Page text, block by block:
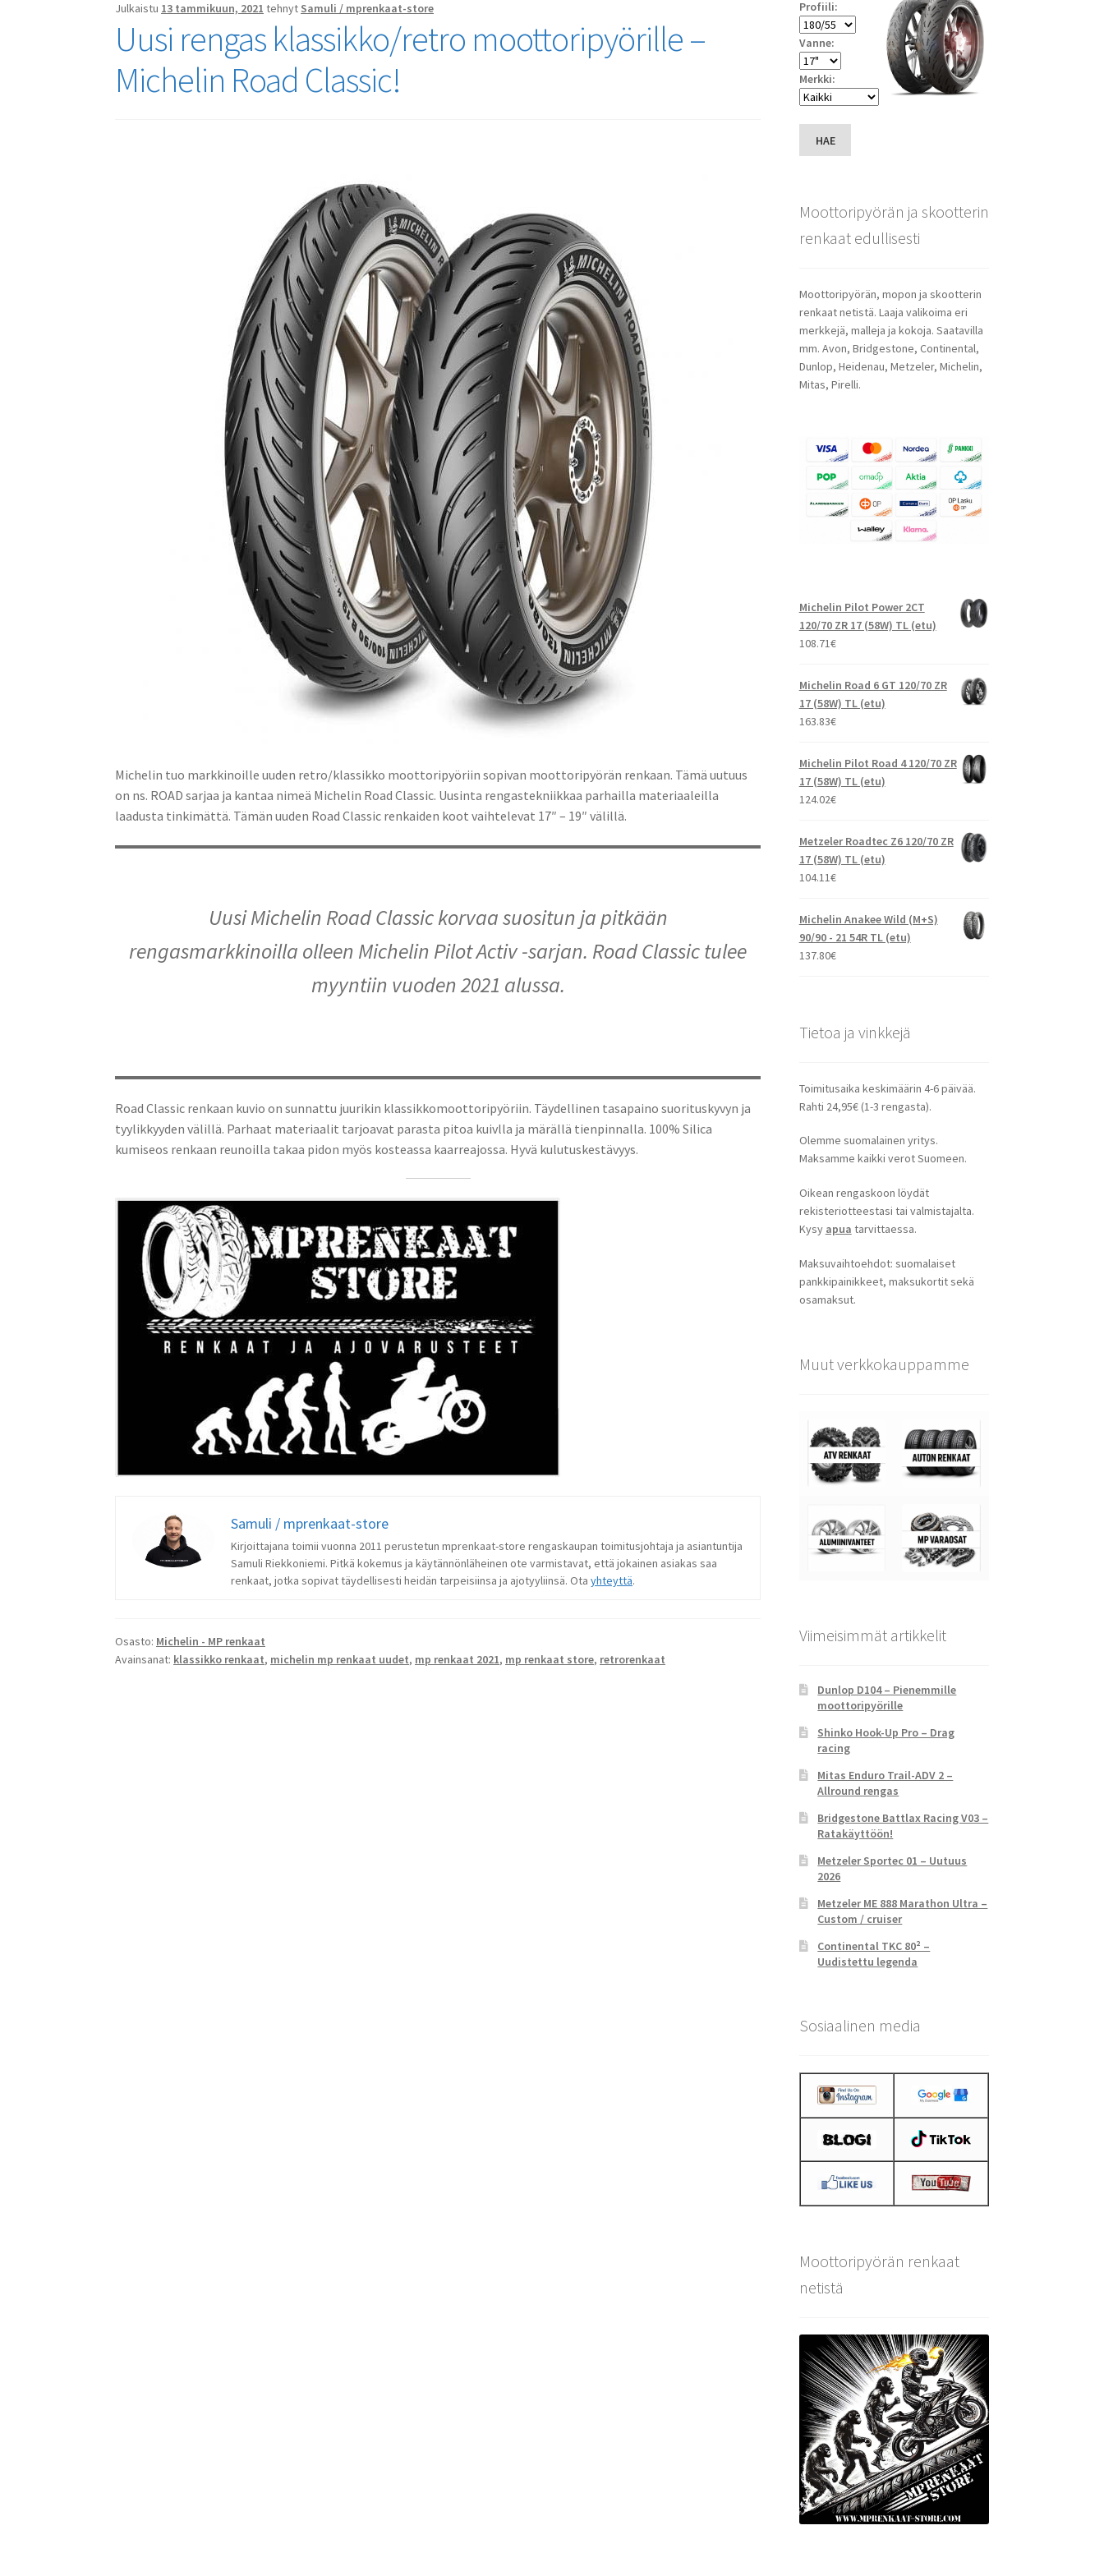
Julkaistu 13 tammikuun, 2021 tehnyt Samuli / mprenkaat-store
Uusi rengas klassikko/retro moottoripyörille –
Michelin Road Classic!
Michelin tuo markkinoille uuden retro/klassikko moottoripyöriin sopivan moottoripyörän renkaan. Tämä uutuus
on ns. ROAD sarjaa ja kantaa nimeä Michelin Road Classic. Uusinta rengastekniikkaa parhailla materiaaleilla
laadusta tinkimättä. Tämän uuden Road Classic renkaiden koot vaihtelevat 17″ – 19″ välillä.
Uusi Michelin Road Classic korvaa suositun ja pitkään
rengasmarkkinoilla olleen Michelin Pilot Activ -sarjan. Road Classic tulee
myyntiin vuoden 2021 alussa.
Road Classic renkaan kuvio on sunnattu juurikin klassikkomoottoripyöriin. Täydellinen tasapaino suorituskyvyn ja
tyylikkyyden välillä. Parhaat materiaalit tarjoavat parasta pitoa kuivlla ja märällä tienpinnalla. 100% Silica
kumiseos renkaan reunoilla takaa pidon myös kosteassa kaarreajossa. Hyvä kulutuskestävyys.
Samuli / mprenkaat-store
Kirjoittajana toimii vuonna 2011 perustetun mprenkaat-store rengaskaupan toimitusjohtaja ja asiantuntija
Samuli Riekkoniemi. Pitkä kokemus ja käytännönläheinen ote varmistavat, että jokainen asiakas saa
renkaat, jotka sopivat täydellisesti heidän tarpeisiinsa ja ajotyyliinsä. Otayhteyttä.
Osasto: Michelin - MP renkaat
Avainsanat: klassikko renkaat, michelin mp renkaat uudet, mp renkaat 2021, mp renkaat store, retrorenkaat
Profiili:
Vanne:
Merkki:
HAE
Moottoripyörän ja skootterin
renkaat edullisesti
Moottoripyörän, mopon ja skootterin
renkaat netistä. Laaja valikoima eri
merkkejä, malleja ja kokoja. Saatavilla
mm. Avon, Bridgestone, Continental,
Dunlop, Heidenau, Metzeler, Michelin,
Mitas, Pirelli.
Michelin Pilot Power 2CT
120/70 ZR 17 (58W) TL (etu)
108.71€
Michelin Road 6 GT 120/70 ZR
17 (58W) TL (etu)
163.83€
Michelin Pilot Road 4 120/70 ZR
17 (58W) TL (etu)
124.02€
Metzeler Roadtec Z6 120/70 ZR
17 (58W) TL (etu)
104.11€
Michelin Anakee Wild (M+S)
90/90 - 21 54R TL (etu)
137.80€
Tietoa ja vinkkejä
Toimitusaika keskimäärin 4-6 päivää.
Rahti 24,95€ (1-3 rengasta).
Olemme suomalainen yritys.
Maksamme kaikki verot Suomeen.
Oikean rengaskoon löydät
rekisteriotteestasi tai valmistajalta.
Kysy apua tarvittaessa.
Maksuvaihtoehdot: suomalaiset
pankkipainikkeet, maksukortit sekä
osamaksut.
Muut verkkokauppamme
Viimeisimmät artikkelit
Dunlop D104 – Pienemmille
moottoripyörille
Shinko Hook-Up Pro – Drag
racing
Mitas Enduro Trail-ADV 2 –
Allround rengas
Bridgestone Battlax Racing V03 –
Ratakäyttöön!
Metzeler Sportec 01 – Uutuus
2026
Metzeler ME 888 Marathon Ultra –
Custom / cruiser
Continental TKC 80² –
Uudistettu legenda
Sosiaalinen media
Moottoripyörän renkaat
netistä